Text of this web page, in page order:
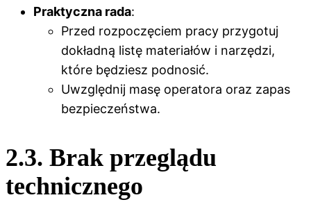
Praktyczna rada:
Przed rozpoczęciem pracy przygotuj
dokładną listę materiałów i narzędzi,
które będziesz podnosić.
Uwzględnij masę operatora oraz zapas
bezpieczeństwa.
2.3. Brak przeglądu
technicznego